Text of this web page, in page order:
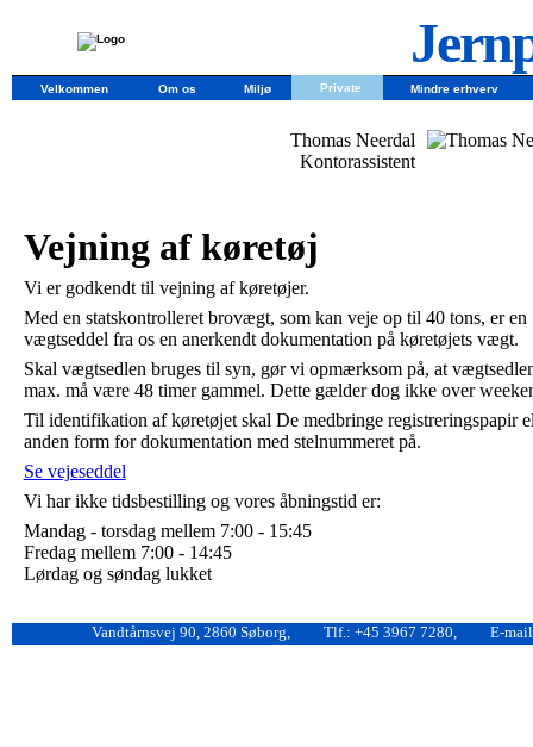
Velkommen Om os Miljø Private Mindre erhverv
Thomas Neerdal
Kontorassistent
Vejning af køretøj
Vi er godkendt til vejning af køretøjer.
Med en statskontrolleret brovægt, som kan veje op til 40 tons, er en
vægtseddel fra os en anerkendt dokumentation på køretøjets vægt.
Skal vægtsedlen bruges til syn, gør vi opmærksom på, at
max. må være 48 timer gammel. Dette gælder dog ikke over
Til identifikation af køretøjet skal De medbringe registreringspapir
anden form for dokumentation med stelnummeret på.
Se vejeseddel
Vi har ikke tidsbestilling og vores åbningstid er:
Mandag - torsdag mellem 7:00 - 15:45
Fredag mellem 7:00 - 14:45
Lørdag og søndag lukket
Vandtårnsvej 90, 2860 Søborg, Tlf.: +45 3967 7280, E-